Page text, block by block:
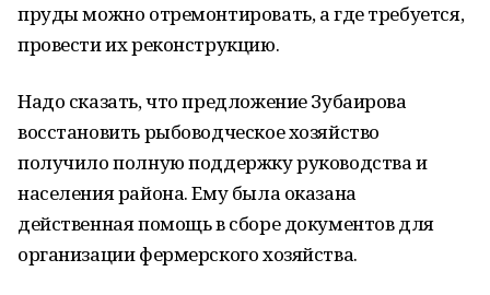
пруды можно отремонтировать, а где требуется,
провести их реконструкцию.
Надо сказать, что предложение Зубаирова
восстановить рыбоводческое хозяйство
получило полную поддержку руководства и
населения района. Ему была оказана
действенная помощь в сборе документов для
организации фермерского хозяйства.